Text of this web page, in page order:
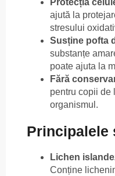
ajută la
stresului
Susține pofta
substanțe
poate ajuta la
Fără
pentru copii de
organismul.
Principalele
Lichen
Conține